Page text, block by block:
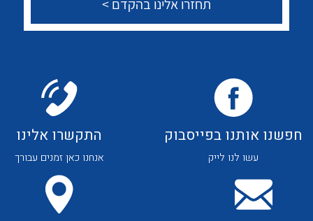
צור קשר
לכל מוצרי היצרן לכל מוצרי היצרן חפשנו אותנו בפייסבוק
עשו לנו לייק
התקשרו אלינו
אנחנו כאן זמנים עבורך